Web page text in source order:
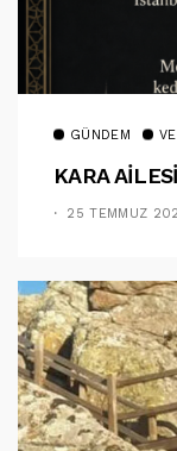
GÜNDEM
KARA
25 TEMMUZ